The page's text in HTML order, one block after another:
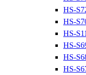
HS-
HS-
HS-
HS-
HS-
HS-